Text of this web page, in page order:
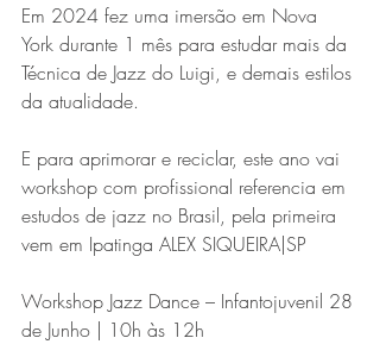
Em 2024 fez uma imersão em Nova
York durante 1 mês para estudar mais da
Técnica de Jazz do Luigi, e demais estilos
da atualidade.
E para aprimorar e reciclar, este ano vai
workshop com profissional referencia em
estudos de jazz no Brasil, pela primeira
vem em Ipatinga ALEX SIQUEIRA|SP
Workshop Jazz Dance – Infantojuvenil 28
de Junho | 10h às 12h